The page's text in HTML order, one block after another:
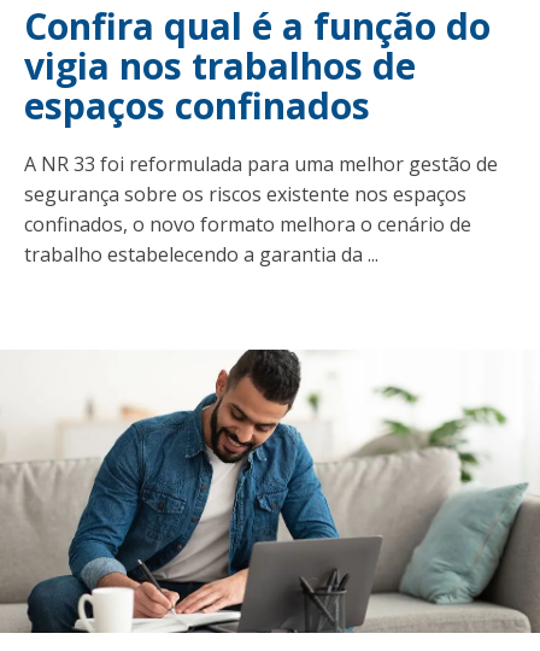
Confira qual é a função do
vigia nos trabalhos de
espaços confinados
A NR 33 foi reformulada para uma melhor gestão de
segurança sobre os riscos existente nos espaços
confinados, o novo formato melhora o cenário de
trabalho estabelecendo a garantia da ...